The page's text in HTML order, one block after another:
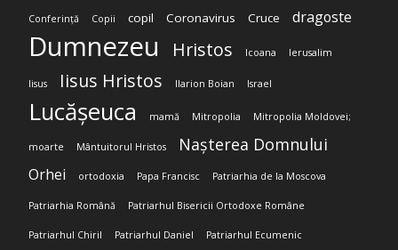
Conferință Copii copil Coronavirus Cruce dragoste
Dumnezeu Hristos Icoana Ierusalim
Iisus Iisus Hristos Ilarion Boian Israel
Lucășeuca mamă Mitropolia Mitropolia Moldovei;
moarte Mântuitorul Hristos Nașterea Domnului
Orhei ortodoxia Papa Francisc Patriarhia de la Moscova
Patriarhia Română Patriarhul Bisericii Ortodoxe Române
Patriarhul Chiril Patriarhul Daniel Patriarhul Ecumenic